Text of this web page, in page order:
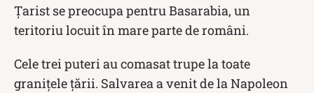
Țarist se preocupa pentru Basarabia, un
teritoriu locuit în mare parte de români.
Cele trei puteri au comasat trupe la toate
graniţele ţării. Salvarea a venit de la Napoleon